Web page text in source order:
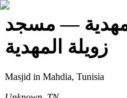
— مسجد
زويلة المهدية
Masjid in Mahdia, Tunisia